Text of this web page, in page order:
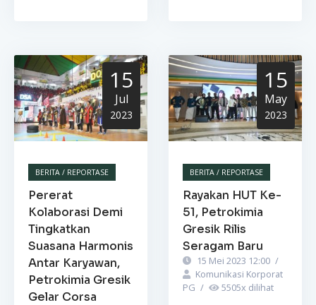
15
Jul
2023
BERITA / REPORTASE
Pererat
Kolaborasi Demi
Tingkatkan
Suasana Harmonis
Antar Karyawan,
Petrokimia Gresik
Gelar Corsa
15
May
2023
BERITA / REPORTASE
Rayakan HUT Ke-
51, Petrokimia
Gresik Rilis
Seragam Baru
15 Mei 2023 12:00 /
Komunikasi Korporat
PG / 5505x dilihat